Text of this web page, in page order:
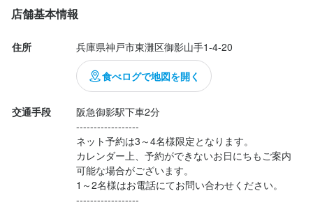
店舗基本情報
住所 兵庫県神戸市東灘区御影山手1-4-20
食べログで地図を開く
交通手段
阪急御影駅下車2分
------------------
ネット予約は3～4名様限定となります。
カレンダー上、予約ができないお日にちもご案内
可能な場合がございます。
1～2名様はお電話にてお問い合わせください。
------------------